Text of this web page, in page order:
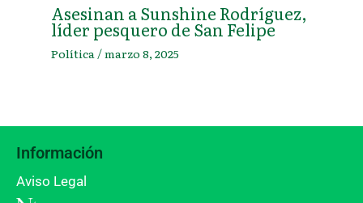
Asesinan a Sunshine Rodríguez,
líder pesquero de San Felipe
Política/marzo 8, 2025
Información
Aviso Legal